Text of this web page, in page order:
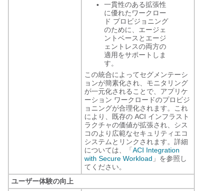
一貫性のある拡張性
に優れたワークロー
ド プロビジョニング
のために、エージェ
ントベースとエージ
ェントレスの両方の
適用をサポートしま
す。
この統合によってセグメンテーシ
ョンが簡素化され、モニタリング
が一元化されることで、アプリケ
ーション ワークロードのプロビジ
ョニングが合理化されます。これ
により、既存の ACI インフラスト
ラクチャの価値が拡張され、シス
コのより広範なセキュリティエコ
システムとリンクされます。詳細
については、「 ACI Integration
with Secure Workload 」を参照し
てください。
ユーザー体験の向上